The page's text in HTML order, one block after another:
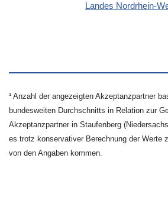
Landes Nordrhein-
¹ Anzahl der angezeigten Akzeptanzpartner
bundesweiten Durchschnitts in Relation zur
Akzeptanzpartner in Staufenberg
es trotz konservativer Berechnung der Werte
von den Angaben kommen.